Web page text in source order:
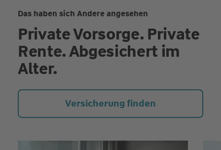
Das haben sich Andere angesehen
Private Vorsorge. Private
Rente. Abgesichert im
Alter.
Versicherung finden